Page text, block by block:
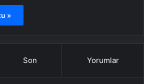
»
Son Yorumlar